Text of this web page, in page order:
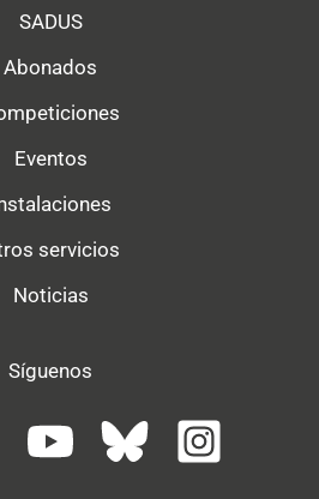
SADUS
Abonados
Eventos
servicios
Noticias
Síguenos